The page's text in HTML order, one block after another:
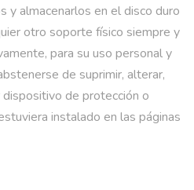
y almacenarlos en el disco duro
otro soporte físico siempre y
para su uso personal y
de suprimir, alterar,
dispositivo de protección o
instalado en las páginas